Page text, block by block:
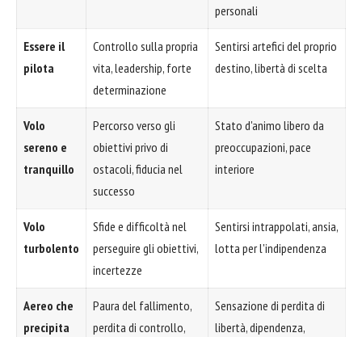
personali
Essere il
pilota
Controllo sulla propria
vita, leadership, forte
determinazione
Sentirsi artefici del proprio
destino, libertà di scelta
Volo
sereno e
tranquillo
Percorso verso gli
obiettivi privo di
ostacoli, fiducia nel
successo
Stato d'animo libero da
preoccupazioni, pace
interiore
Volo
turbolento
Sfide e difficoltà nel
perseguire gli obiettivi,
incertezze
Sentirsi intrappolati, ansia,
lotta per l'indipendenza
Aereo che
precipita
Paura del fallimento,
perdita di controllo,
Sensazione di perdita di
libertà, dipendenza,